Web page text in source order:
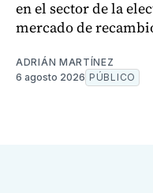
en el sector de la
mercado de
ADRIÁN MARTÍNEZ
6 agosto 2026 PÚBLICO